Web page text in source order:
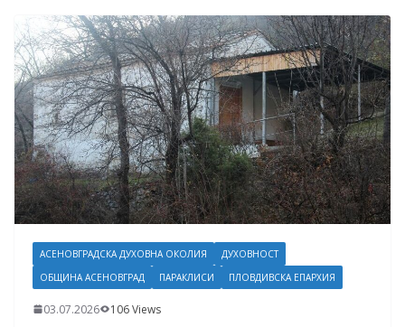
АСЕНОВГРАДСКА ДУХОВНА ОКОЛИЯ
ДУХОВНОСТ
ОБЩИНА АСЕНОВГРАД
ПАРАКЛИСИ ПЛОВДИВСКА ЕПАРХИЯ
03.07.2026 106 Views